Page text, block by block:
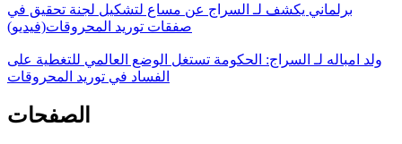
برلماني يكشف لـ السراج عن مساع لتشكيل لجنة تحقيق في
صفقات توريد المحروقات(فيديو)
ولد امباله لـ السراج: الحكومة تستغل الوضع العالمي للتغطية على
الفساد في توريد المحروقات
الصفحات